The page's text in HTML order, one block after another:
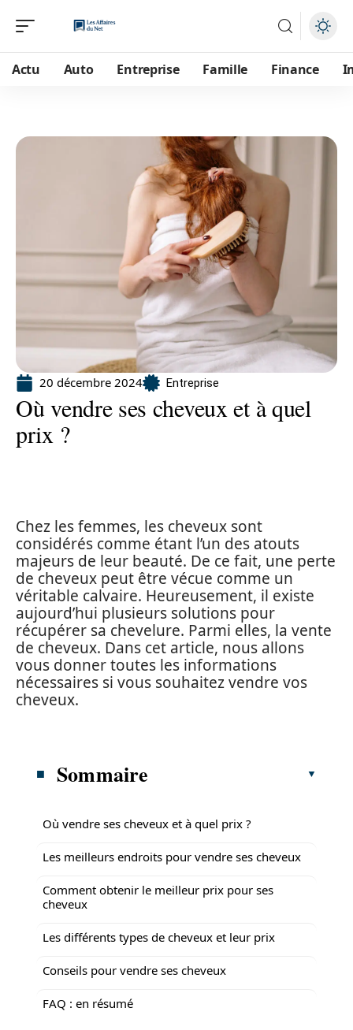
Actu Auto Entreprise Famille Finance
20 décembre 2024 Entreprise
Où vendre ses cheveux et à quel
prix ?
Chez les femmes, les cheveux sont
considérés comme étant l’un des atouts
majeurs de leur beauté. De ce fait, une perte
de cheveux peut être vécue comme un
véritable calvaire. Heureusement, il existe
aujourd’hui plusieurs solutions pour
récupérer sa chevelure. Parmi elles, la vente
de cheveux. Dans cet article, nous allons
vous donner toutes les informations
nécessaires si vous souhaitez vendre vos
cheveux.
Sommaire
Où vendre ses cheveux et à quel prix ?
Les meilleurs endroits pour vendre ses cheveux
Comment obtenir le meilleur prix pour ses
cheveux
Les différents types de cheveux et leur prix
Conseils pour vendre ses cheveux
FAQ : en résumé